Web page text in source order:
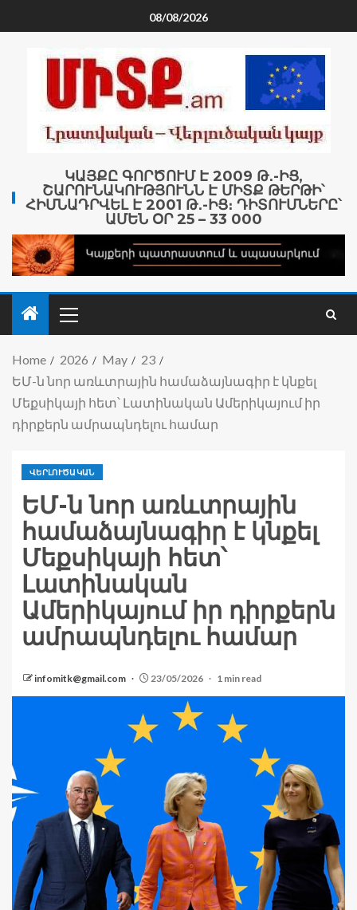
08/08/2026
ԿԱՅՔԸ ԳՈՐԾՈՒՄ Է 2009 Թ․-ԻՑ,
ՇԱՐՈՒՆԱԿՈՒԹՅՈՒՆՆ Է ՄԻՏՔ ԹԵՐԹԻ՝
ՀԻՄՆԱԴՐՎԵԼ Է 2001 Թ․-ԻՑ։ ԴԻՏՈՒՄՆԵՐԸ՝
ԱՄԵՆ ՕՐ 25 – 33 000
Home 2026 May
23
ԵՄ-ն նոր առևտրային համաձայնագիր է կնքել
Մեքսիկայի հետ՝ Լատինական Ամերիկայում իր
դիրքերն ամրապնդելու համար
ՎԵՐԼՈՒԾԱԿԱՆ
ԵՄ-ն նոր առևտրային
համաձայնագիր է կնքել
Մեքսիկայի հետ՝
Լատինական
Ամերիկայում իր դիրքերն
ամրապնդելու համար
infomitk@gmail.com 23/05/2026 1 min read